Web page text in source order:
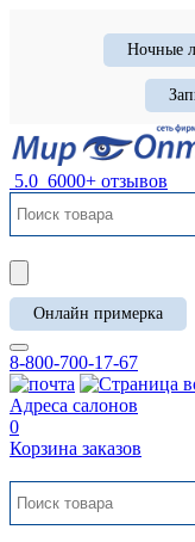
Ночные
5.0 6000+ отзывов
Онлайн примерка
8-800-700-17-67
Адреса салонов
0
Корзина заказов